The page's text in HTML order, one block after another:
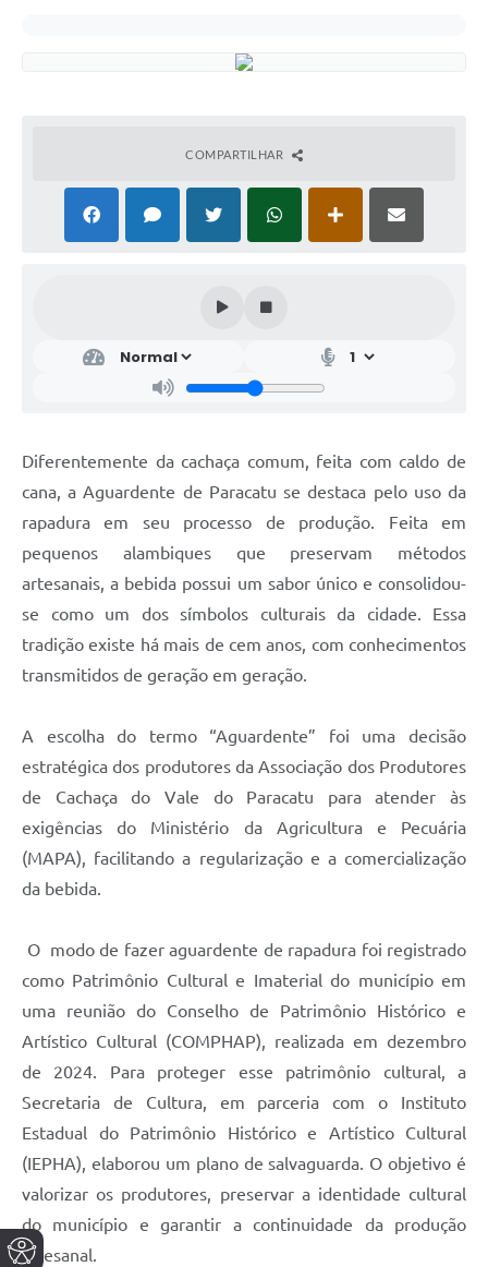
COMPARTILHAR
Diferentemente da cachaça comum, feita com caldo de
cana, a Aguardente de Paracatu se destaca pelo uso da
rapadura em seu processo de produção. Feita em
pequenos alambiques que preservam métodos
artesanais, a bebida possui um sabor único e consolidou-
se como um dos símbolos culturais da cidade. Essa
tradição existe há mais de cem anos, com conhecimentos
transmitidos de geração em geração.
A escolha do termo “Aguardente” foi uma decisão
estratégica dos produtores da Associação dos Produtores
de Cachaça do Vale do Paracatu para atender às
exigências do Ministério da Agricultura e Pecuária
(MAPA), facilitando a regularização e a comercialização
da bebida.
O modo de fazer aguardente de rapadura foi registrado
como Patrimônio Cultural e Imaterial do município em
uma reunião do Conselho de Patrimônio Histórico e
Artístico Cultural (COMPHAP), realizada em dezembro
de 2024. Para proteger esse patrimônio cultural, a
Secretaria de Cultura, em parceria com o Instituto
Estadual do Patrimônio Histórico e Artístico Cultural
(IEPHA), elaborou um plano de salvaguarda. O objetivo é
valorizar os produtores, preservar a identidade cultural
do município e garantir a continuidade da produção
artesanal.